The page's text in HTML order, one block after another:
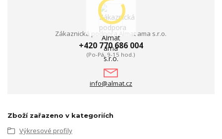
Zákaznická podpora Almat ama s.r.o.
+420 770 686 004
(Po-Pá, 9-15 hod.)
info@almat.cz
Zboží zařazeno v kategoriích
Výkresové profily